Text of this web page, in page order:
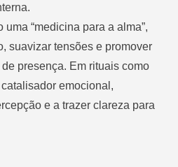
“medicina para a alma”,
suavizar tensões e promover
presença. Em rituais como
emocional,
e a trazer clareza para